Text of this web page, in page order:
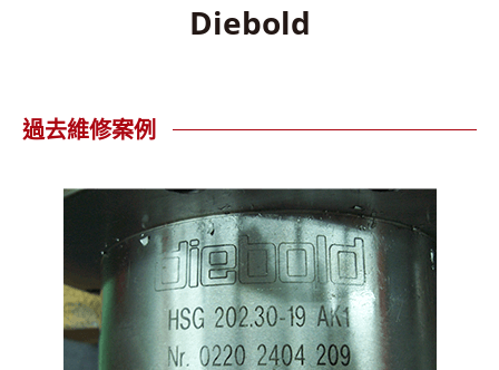
Diebold
過去維修案例
(自動換刀)
研磨主軸
修砂主軸
(手動換刀)